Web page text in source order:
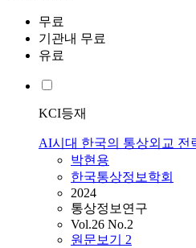
무료
기관내 무료
유료
KCI등재
AI시대 한국의 통상외교 전
박현용
한국통상정보학회
2024
통상정보연구
Vol.26 No.2
원문보기 2